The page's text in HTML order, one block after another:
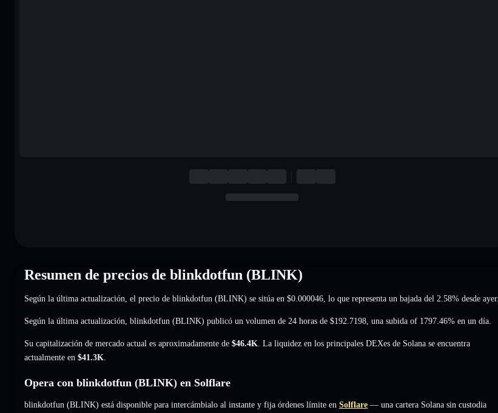
Resumen de precios de blinkdotfun (BLINK)
Según la última actualización, el precio de blinkdotfun (BLINK) se sitúa en $0.000046 , lo que representa un bajada del 2.58% desde ayer.
Según la última actualización, blinkdotfun (BLINK) publicó un volumen de 24 horas de $192.7198 una subida of 1797.46% en un día.
Su capitalización de mercado actual es aproximadamente de $46.4K . La liquidez en los principales DEXes de Solana se encuentra
actualmente en $41.3K
Opera con blinkdotfun (BLINK) en Solflare
blinkdotfun (BLINK) está disponible para intercámbialo al instante y fija órdenes límite en Solflare — una cartera Solana sin custodia